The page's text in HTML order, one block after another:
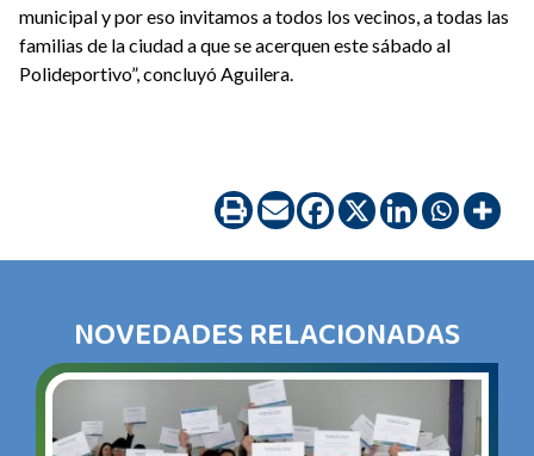
municipal y por eso invitamos a todos los vecinos, a todas las
familias de la ciudad a que se acerquen este sábado al
Polideportivo”, concluyó Aguilera.
NOVEDADES RELACIONADAS